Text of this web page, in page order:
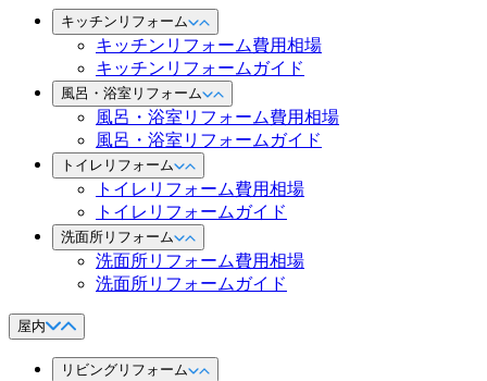
キッチンリフォーム
キッチンリフォーム費用相場
キッチンリフォームガイド
風呂・浴室リフォーム
風呂・浴室リフォーム費用相場
風呂・浴室リフォームガイド
トイレリフォーム
トイレリフォーム費用相場
トイレリフォームガイド
洗面所リフォーム
洗面所リフォーム費用相場
洗面所リフォームガイド
屋内
リビングリフォーム